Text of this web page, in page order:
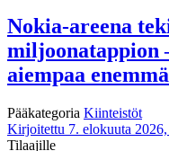
Nokia-areena
miljoonatappion
aiempaa
Pääkategoria Kiinteistöt
Kirjoitettu 7. elokuuta 2026,
Tilaajille